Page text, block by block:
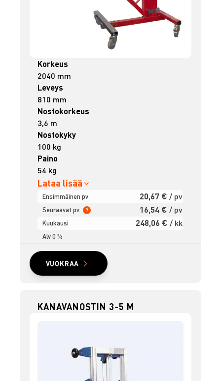
Korkeus
2040 mm
Leveys
810 mm
Nostokorkeus
3,6 m
Nostokyky
100 kg
Paino
54 kg
Lataa lisää
Ensimmäinen pv 20,67 € / pv
Seuraavat pv ? 16,54 € / pv
Kuukausi 248,06 € / kk
Alv 0 %
VUOKRAA
KANAVANOSTIN 3-5 M